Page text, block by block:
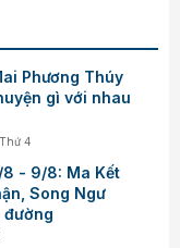
Phương Thúy
gì với nhau
4
8 - 9/8: Ma Kết
Song Ngư
đường